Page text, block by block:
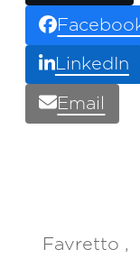
LinkedIn
Email
Favretto ,